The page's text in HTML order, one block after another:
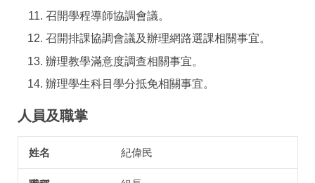
召開學程導師協調會議。
召開排課協調會議及辦理網路選課相關事宜。
辦理教學滿意度調查相關事宜。
辦理學生科目學分抵免相關事宜。
人員及職掌
姓名 分機
紀偉民